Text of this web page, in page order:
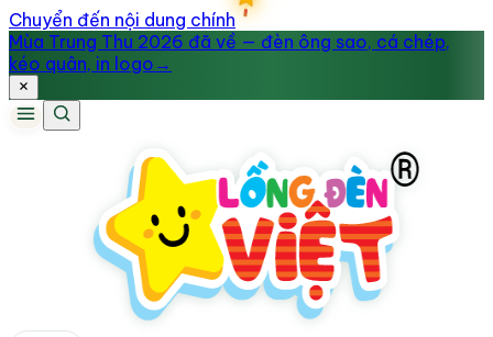
Chuyển đến nội dung chính
Mùa Trung Thu 2026 đã về — đèn ông sao, cá chép,
kéo quân, in logo →